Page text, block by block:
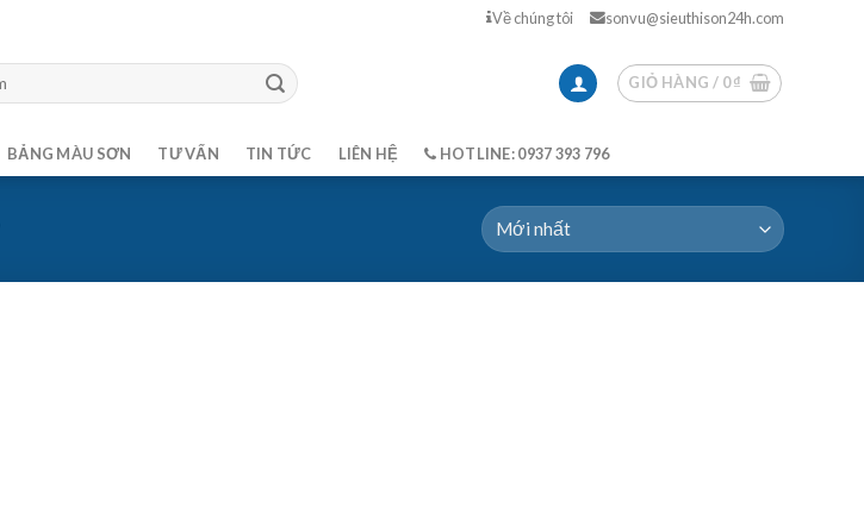
Về chúng tôi sonvu@sieuthison24h.com
GIỎ HÀNG / 0₫
BẢNG MÀU SƠN TƯ VẤN TIN TỨC LIÊN HỆ HOTLINE: 0937 393 796